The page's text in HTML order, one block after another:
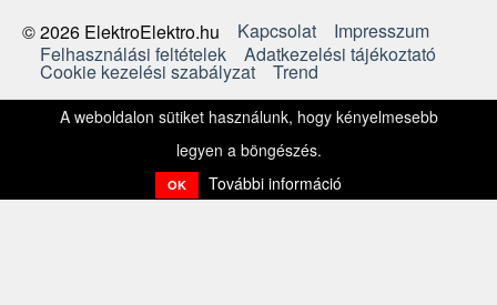
© 2026 ElektroElektro.hu
Kapcsolat
Impresszum
Felhasználási feltételek
Adatkezelési tájékoztató
Cookie kezelési szabályzat Trend
A weboldalon sütiket használunk, hogy kényelmesebb
legyen a böngészés.
OK További információ